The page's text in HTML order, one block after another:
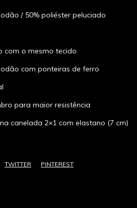
/ 50% poliéster peluciado
com o mesmo tecido
com ponteiras de ferro
para maior resistência
canelada 2×1 com elastano (7 cm)
TWITTER PINTEREST